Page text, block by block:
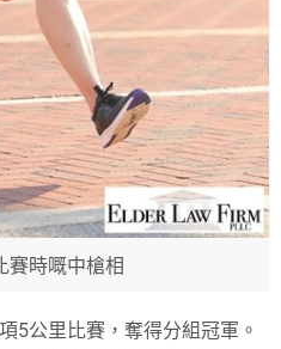
賽時嘅中槍相
5公里比賽，奪得分組冠軍。